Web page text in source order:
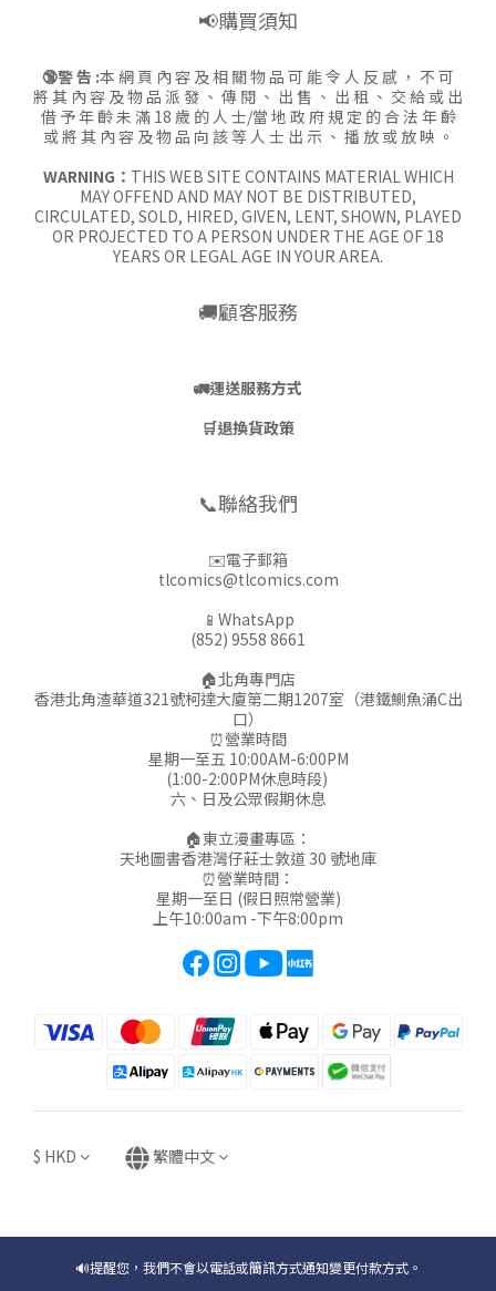
📢購買須知
🔞警 告 :本 網 頁 內 容 及 相 關 物 品 可 能 令 人 反 感 ， 不 可
將 其 內 容 及 物 品 派 發 、 傳 閱 、 出 售 、 出 租 、 交 給 或 出
借 予 年 齡 未 滿 18 歲 的 人 士/當 地 政 府 規 定 的 合 法 年 齡
或 將 其 內 容 及 物 品 向 該 等 人 士 出 示 、 播 放 或 放 映 。
WARNING： THIS WEB SITE CONTAINS MATERIAL WHICH
MAY OFFEND AND MAY NOT BE DISTRIBUTED,
CIRCULATED, SOLD, HIRED, GIVEN, LENT, SHOWN, PLAYED
OR PROJECTED TO A PERSON UNDER THE AGE OF 18
YEARS OR LEGAL AGE IN YOUR AREA.
🚚顧客服務
🚛運送服務方式
🛒退換貨政策
📞聯絡我們
✉️電子郵箱
tlcomics@tlcomics.com
📱WhatsApp
(852) 9558 8661
🏠北角專門店
香港北角渣華道321號柯達大廈第二期1207室（港鐵鰂魚涌C出
口）
⏰營業時間
星期一至五 10:00AM-6:00PM
(1:00-2:00PM休息時段)
六、日及公眾假期休息
🏠東立漫畫專區：
天地圖書香港灣仔莊士敦道 30 號地庫
⏰營業時間：
星期一至日 (假日照常營業)
上午10:00am -下午8:00pm
$ HKD 繁體中文
🔊提醒您，我們不會以電話或簡訊方式通知變更付款方式。